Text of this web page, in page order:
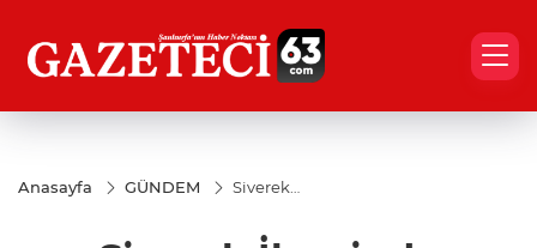
Anasayfa GÜNDEM
Siverek